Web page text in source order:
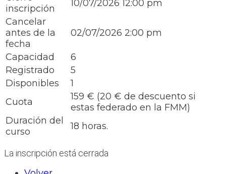
inscripción
10/07/2026 12:00 pm
Cancelar
antes de la
fecha
02/07/2026 2:00 pm
Capacidad
6
Registrado
5
Disponibles
1
Cuota
159 € (20 € de descuento si
estas federado en la FMM)
Duración del
curso
18 horas.
La inscripción está cerrada